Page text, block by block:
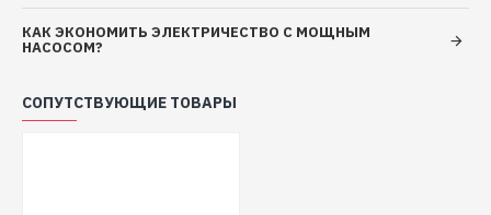
Класс защиты: IP 55
Перекачиваемая жидкость Только для чистой воды без
Диаметр всасывающего патрубка DN1: 25.4
КАК ЭКОНОМИТЬ ЭЛЕКТРИЧЕСТВО С МОЩНЫМ
НАСОСОМ?
СОПУТСТВУЮЩИЕ ТОВАРЫ